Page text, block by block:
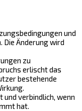
und
Die Änderung wird
zu
erlischt das
bestehende
und verbindlich, wenn
hat.